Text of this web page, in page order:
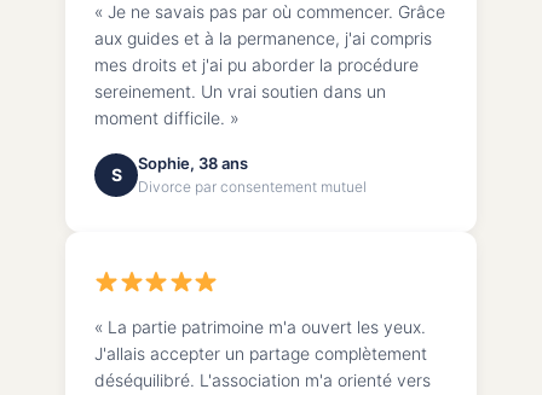
« Je ne savais pas par où commencer. Grâce
aux guides et à la permanence, j'ai compris
mes droits et j'ai pu aborder la procédure
sereinement. Un vrai soutien dans un
moment difficile. »
S
Sophie, 38 ans
Divorce par consentement mutuel
« La partie patrimoine m'a ouvert les yeux.
J'allais accepter un partage complètement
déséquilibré. L'association m'a orienté vers